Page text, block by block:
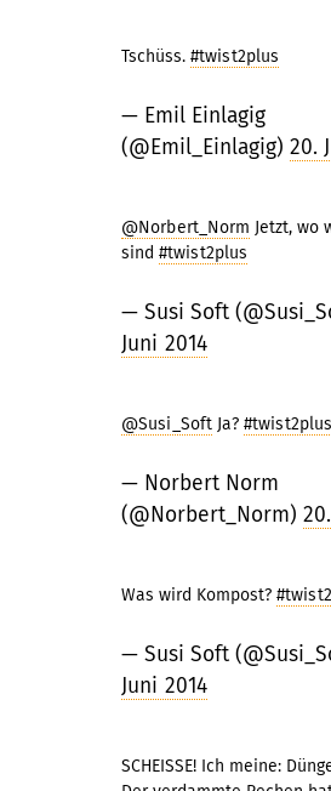
Tschüss. #twist2plus
— Emil Einlagig
(@Emil_Einlagig) 20.
@Norbert_Norm Jetzt, wo
sind #twist2plus
— Susi Soft
Juni 2014
@Susi_Soft Ja? #twist2plus
— Norbert Norm
(@Norbert_Norm)
Was wird Kompost?
— Susi Soft
Juni 2014
SCHEISSE! Ich meine: